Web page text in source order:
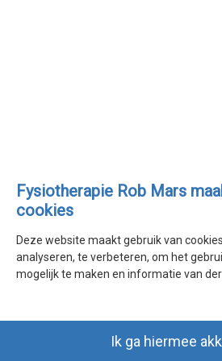
Fysiotherapie Rob Mars
cookies
Deze website maakt gebruik van
analyseren, te verbeteren, om het
mogelijk te maken en informatie van
Ik ga hiermee